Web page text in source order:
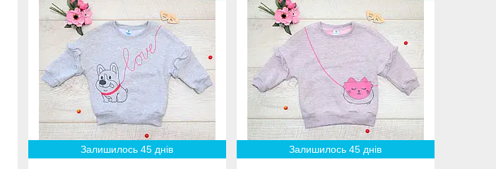
Залишилось 45 днів Залишилось 45 днів